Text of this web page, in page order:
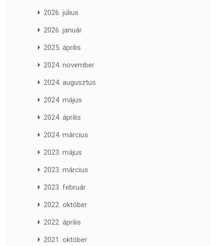
2026. július
2026. január
2025. április
2024. november
2024. augusztus
2024. május
2024. április
2024. március
2023. május
2023. március
2023. február
2022. október
2022. április
2021. október